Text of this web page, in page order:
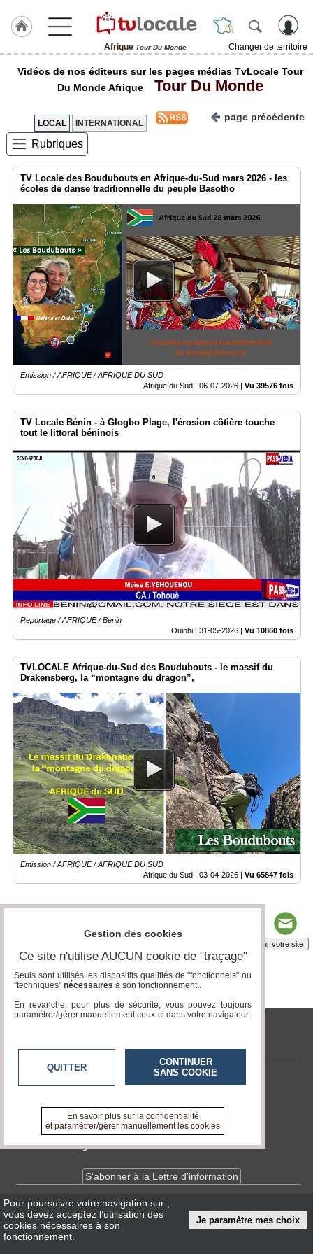
Afrique Tour Du Monde
Changer de territoire
J'adhère
ACCUEIL
France
RUBRIQUES
Agenda
Gazette
Vidéos
Médias
Prémium
Inscription
annuaire
Vidéos de nos éditeurs sur les pages médias TvLocale Tour
Du Monde Afrique
Tour Du Monde
page précédente
LOCAL INTERNATIONAL
Rubriques
TV Locale des Boudubouts en Afrique-du-Sud mars 2026 - les
écoles de danse traditionnelle du peuple Basotho
Emission / AFRIQUE / AFRIQUE DU SUD
Afrique du Sud | 06-07-2026 Vu 39576 fois
TV Locale Bénin - à Glogbo Plage, l'érosion côtière touche
tout le littoral béninois
Reportage / AFRIQUE / Bénin
Ouinhi | 31-05-2026 | Vu 10860 fois
TVLOCALE Afrique-du-Sud des Boudubouts - le massif du
Drakensberg, la “montagne du dragon”,
Emission / AFRIQUE / AFRIQUE DU SUD
Afrique du Sud | 03-04-2026 | Vu 65847 fois
Insérez sur votre site
tvlocale.fr
Contactez-nous
A propos de tvlocale.fr
Devenir délégué
S'abonner à la Lettre d'information
InfosCNIL/RGPD
Conditions Générales d'Utilisation
Pour poursuivre votre navigation sur
vous devez acceptez l’utilisation des
cookies nécessaires à son
fonctionnement.
Je paramètre mes choix
Gestion des cookies
Ce site n'utilise AUCUN cookie de "traçage"
Seuls sont utilisés les dispositifs qualifiés de "fonctionnels" ou
"techniques" nécessaires à son fonctionnement..
En revanche, pour plus de sécurité, vous pouvez toujours
paramétrer/gérer manuellement ceux-ci dans votre navigateur.
QUITTER
CONTINUER
SANS COOKIE
En savoir plus sur la confidentialité
et paramétrer/gérer manuellement les cookies